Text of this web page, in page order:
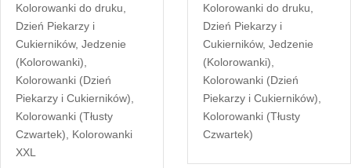
Kolorowanki do druku
Dzień Piekarzy i
Cukierników, Jedzenie
(Kolorowanki)
Kolorowanki (Dzień
Piekarzy i Cukierników)
Kolorowanki (Tłusty
Czwartek)
Kolorowanki
XXL
Kolorowanki do druku
Dzień Piekarzy i
Cukierników, Jedzenie
(Kolorowanki)
Kolorowanki (Dzień
Piekarzy i Cukierników)
Kolorowanki (Tłusty
Czwartek)